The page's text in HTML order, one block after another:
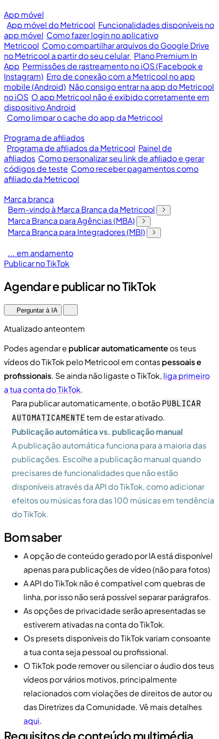
App móvel
App móvel do Metricool Funcionalidades disponíveis no
app móvel Como fazer login no aplicativo
Metricool Como compartilhar arquivos do Google Drive
no Metricool a partir do seu celular Plano Premium In
App Permissões de rastreamento no iOS (Facebook e
Instagram) Erro de conexão com a Metricool no app
mobile (Android) Não consigo entrar na app do Metricool
no iOS O app Metricool não é exibido corretamente em
dispositivo Android
Como limpar o cache do app da Metricool
Programa de afiliados
Programa de afiliados da Metricool Painel de
afiliados Como personalizar seu link de afiliado e gerar
códigos de teste Como receber pagamentos como
afiliado da Metricool
Marca branca
Bem-vindo à Marca Branca da Metricool
Marca Branca para Agências (MBA)
Marca Branca para Integradores (MBI)
... em andamento
Publicar no TikTok
Agendar e publicar no TikTok
Perguntar à IA
Atualizado anteontem
Podes agendar e publicar automaticamente os teus
vídeos do TikTok pelo Metricool em contaspessoais e
profissionais. Se ainda não ligaste o TikTok, liga primeiro
a tua conta do TikTok.
Para publicar automaticamente, o botãoPUBLICAR
AUTOMATICAMENTEtem de estar ativado.
Publicação automática vs. publicação manual
A publicação automática funciona para a maioria das
publicações. Escolhe a publicação manual quando
precisares de funcionalidades que não estão
disponíveis através da API do TikTok, como adicionar
efeitos ou músicas fora das 100 músicas em tendência
do TikTok.
Bom saber
A opção de conteúdo gerado por IA está disponível
apenas para publicações de vídeo (não para fotos)
A API do TikTok não é compatível com quebras de
linha, por isso não será possível separar parágrafos.
As opções de privacidade serão apresentadas se
estiverem ativadas na conta do TikTok.
Os presets disponíveis do TikTok variam consoante
a tua conta seja pessoal ou profissional.
O TikTok pode remover ou silenciar o áudio dos teus
vídeos por vários motivos, principalmente
relacionados com violações de direitos de autor ou
das Diretrizes da Comunidade. Vê mais detalhes
aqui.
Requisitos de conteúdo multimédia